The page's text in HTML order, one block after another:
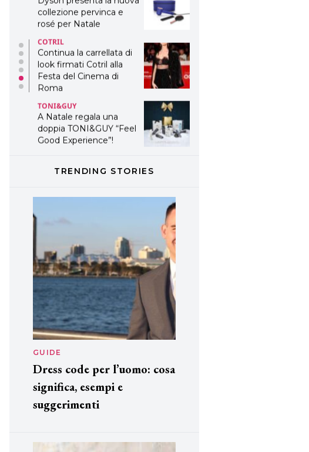
collezione pervinca e
rosé per Natale
COTRIL
Continua la carrellata di
look firmati Cotril alla
Festa del Cinema di
Roma
TONI&GUY
A Natale regala una
doppia TONI&GUY “Feel
Good Experience”!
LABEL.M lancia la sua
DAVINES
cofanetti beauty preziosi
per un regalo adatto ad
ogni capello
TRENDING STORIES
GUIDE
Dress code per l’uomo: cosa
significa, esempi e
suggerimenti